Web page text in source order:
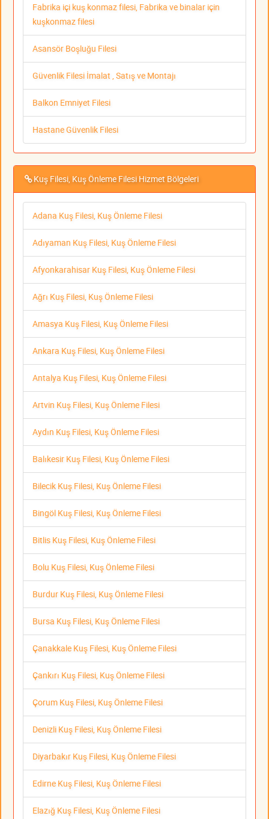
Fabrika içi kuş konmaz filesi, Fabrika ve binalar için
kuşkonmaz filesi
Asansör Boşluğu Filesi
Güvenlik Filesi İmalat , Satış ve Montajı
Balkon Emniyet Filesi
Hastane Güvenlik Filesi
Kuş Filesi, Kuş Önleme Filesi Hizmet Bölgeleri
Adana Kuş Filesi, Kuş Önleme Filesi
Adıyaman Kuş Filesi, Kuş Önleme Filesi
Afyonkarahisar Kuş Filesi, Kuş Önleme Filesi
Ağrı Kuş Filesi, Kuş Önleme Filesi
Amasya Kuş Filesi, Kuş Önleme Filesi
Ankara Kuş Filesi, Kuş Önleme Filesi
Antalya Kuş Filesi, Kuş Önleme Filesi
Artvin Kuş Filesi, Kuş Önleme Filesi
Aydın Kuş Filesi, Kuş Önleme Filesi
Balıkesir Kuş Filesi, Kuş Önleme Filesi
Bilecik Kuş Filesi, Kuş Önleme Filesi
Bingöl Kuş Filesi, Kuş Önleme Filesi
Bitlis Kuş Filesi, Kuş Önleme Filesi
Bolu Kuş Filesi, Kuş Önleme Filesi
Burdur Kuş Filesi, Kuş Önleme Filesi
Bursa Kuş Filesi, Kuş Önleme Filesi
Çanakkale Kuş Filesi, Kuş Önleme Filesi
Çankırı Kuş Filesi, Kuş Önleme Filesi
Çorum Kuş Filesi, Kuş Önleme Filesi
Denizli Kuş Filesi, Kuş Önleme Filesi
Diyarbakır Kuş Filesi, Kuş Önleme Filesi
Edirne Kuş Filesi, Kuş Önleme Filesi
Elazığ Kuş Filesi, Kuş Önleme Filesi